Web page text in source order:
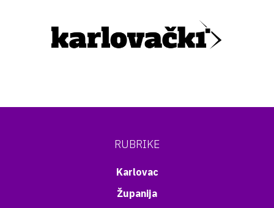
RUBRIKE
Karlovac
Županija